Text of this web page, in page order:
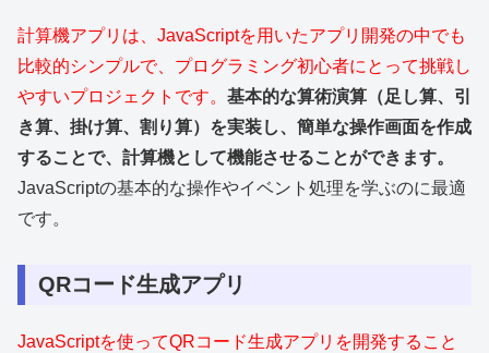
計算機アプリは、JavaScriptを用いたアプリ開発の中でも
比較的シンプルで、プログラミング初心者にとって挑戦し
やすいプロジェクトです。 基本的な算術演算（足し算、引
き算、掛け算、割り算）を実装し、簡単な操作画面を作成
することで、計算機として機能させることができます。
JavaScriptの基本的な操作やイベント処理を学ぶのに最適
です。
QRコード生成アプリ
JavaScriptを使ってQRコード生成アプリを開発すること